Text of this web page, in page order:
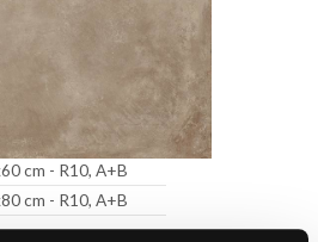
cm - R10, A+B
cm - R10, A+B